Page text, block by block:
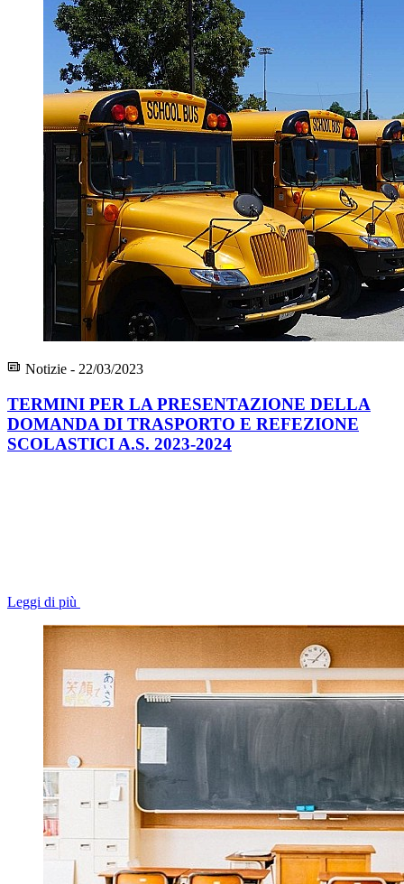
Notizie - 22/03/2023
TERMINI PER LA PRESENTAZIONE DELLA
DOMANDA DI TRASPORTO E REFEZIONE
SCOLASTICI A.S. 2023-2024
Leggi di più